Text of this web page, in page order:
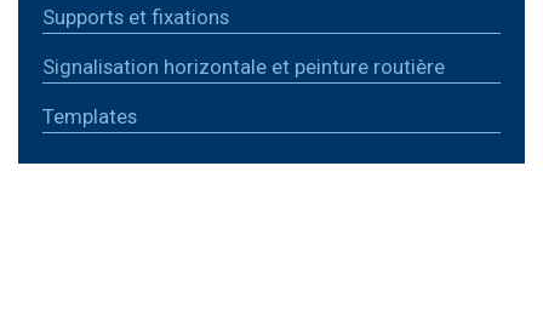
Supports et fixations
Signalisation horizontale et peinture routière
Templates